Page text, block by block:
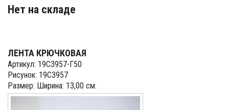
Нет на складе
ЛЕНТА КРЮЧКОВАЯ
Артикул: 19С3957-Г50
Рисунок: 19С3957
Размер: Ширина: 13,00 см.